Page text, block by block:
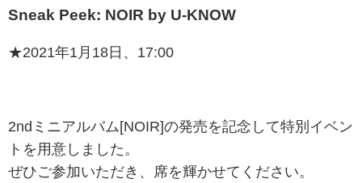
Sneak Peek: NOIR by U-KNOW
★2021年1月18日、17:00
2ndミニアルバム[NOIR]の発売を記念して特別イベン
トを用意しました。
ぜひご参加いただき、席を輝かせてください。